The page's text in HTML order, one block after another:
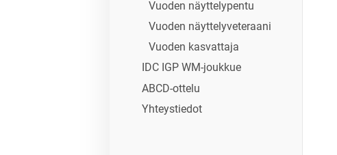
Vuoden näyttelypentu
Vuoden näyttelyveteraani
Vuoden kasvattaja
IDC IGP WM-joukkue
ABCD-ottelu
Yhteystiedot